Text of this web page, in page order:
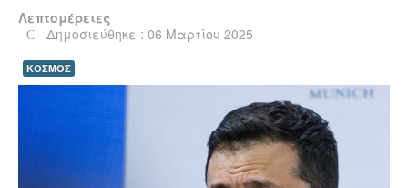
Ελλάδα
Κόσμος
Υγεία
Λεπτομέρειες
Δημοσιεύθηκε : 06 Μαρτίου 2025
ΚΟΣΜΟΣ